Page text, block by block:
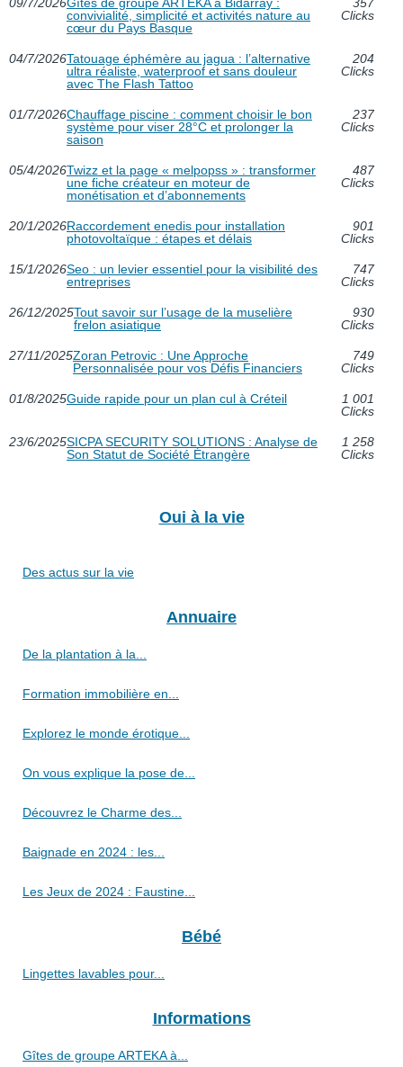
09/7/2026Gîtes de groupe ARTEKA à Bidarray :
convivialité, simplicité et activités nature au
cœur du Pays Basque
357
Clicks
04/7/2026Tatouage éphémère au jagua : l’alternative
ultra réaliste, waterproof et sans douleur
avec The Flash Tattoo
204
Clicks
01/7/2026Chauffage piscine : comment choisir le bon
système pour viser 28°C et prolonger la
saison
237
Clicks
05/4/2026Twizz et la page « melpopss » : transformer
une fiche créateur en moteur de
monétisation et d’abonnements
487
Clicks
20/1/2026Raccordement enedis pour installation
photovoltaïque : étapes et délais
901
Clicks
15/1/2026Seo : un levier essentiel pour la visibilité des
entreprises
747
Clicks
26/12/2025Tout savoir sur l’usage de la muselière
frelon asiatique
930
Clicks
27/11/2025Zoran Petrovic : Une Approche
Personnalisée pour vos Défis Financiers
749
Clicks
01/8/2025Guide rapide pour un plan cul à Créteil
1 001
Clicks
23/6/2025SICPA SECURITY SOLUTIONS : Analyse de
Son Statut de Société Étrangère
1 258
Clicks
Oui à la vie
Des actus sur la vie
Annuaire
De la plantation à la...
Formation immobilière en...
Explorez le monde érotique...
On vous explique la pose de...
Découvrez le Charme des...
Baignade en 2024 : les...
Les Jeux de 2024 : Faustine...
Bébé
Lingettes lavables pour...
Informations
Gîtes de groupe ARTEKA à...